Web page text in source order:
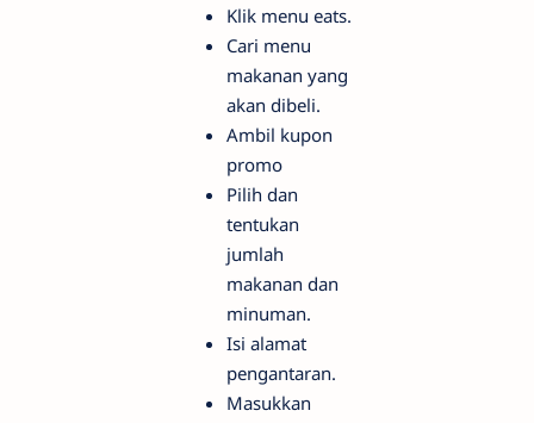
Klik menu eats.
Cari menu
makanan yang
akan dibeli.
Ambil kupon
promo
Pilih dan
tentukan
jumlah
makanan dan
minuman.
Isi alamat
pengantaran.
Masukkan